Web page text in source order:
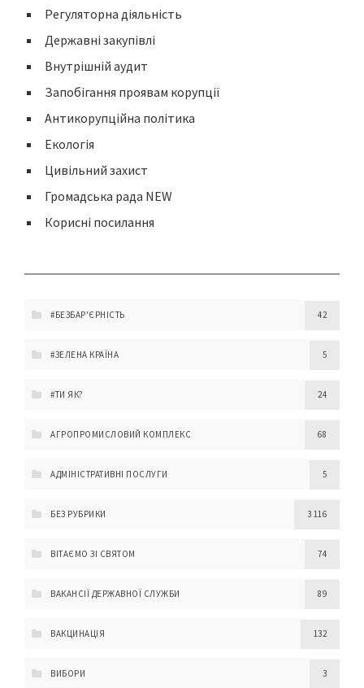
Регуляторна діяльність
Державні закупівлі
Внутрішній аудит
Запобігання проявам корупції
Антикорупційна політика
Екологія
Цивільний захист
Громадська рада NEW
Корисні посилання
#БЕЗБАР'ЄРНІСТЬ 42
#ЗЕЛЕНА КРАЇНА 5
#ТИ ЯК? 24
АГРОПРОМИСЛОВИЙ КОМПЛЕКС 68
АДМІНІСТРАТИВНІ ПОСЛУГИ 5
БЕЗ РУБРИКИ 3 116
ВІТАЄМО ЗІ СВЯТОМ 74
ВАКАНСІЇ ДЕРЖАВНОЇ СЛУЖБИ 89
ВАКЦИНАЦІЯ 132
ВИБОРИ 3